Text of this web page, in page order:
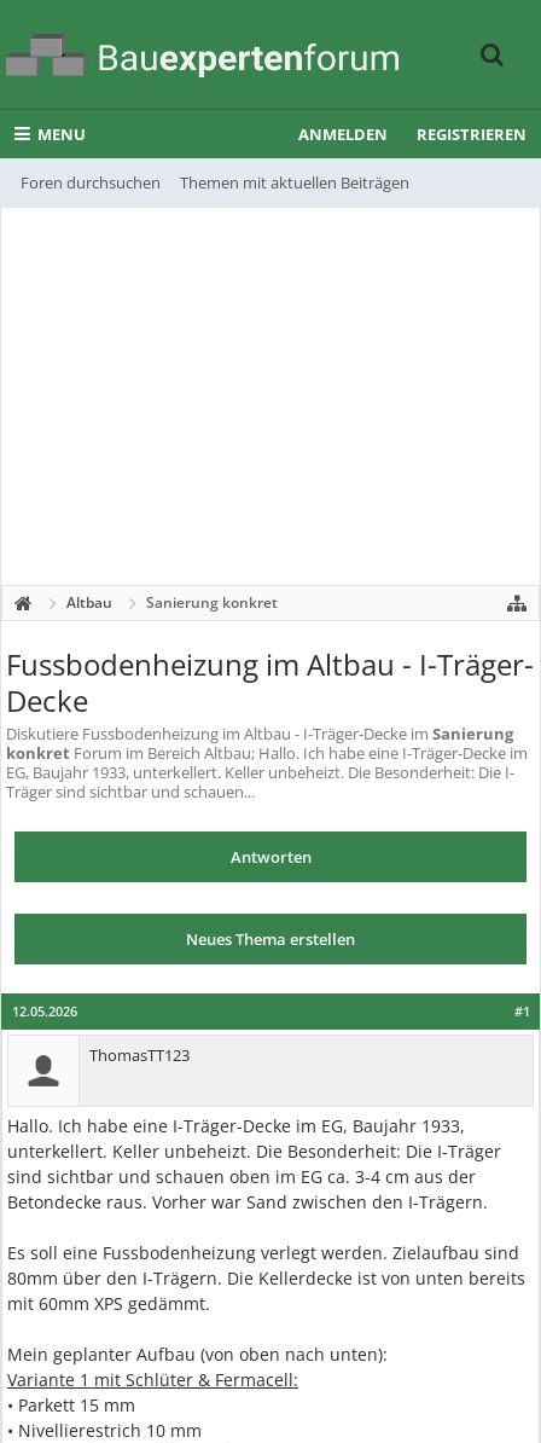
MENU
Foren durchsuchen Themen mit aktuellen Beiträgen
ANMELDEN REGISTRIEREN
Altbau Sanierung konkret
Fussbodenheizung im Altbau - I-Träger-
Decke
Diskutiere Fussbodenheizung im Altbau - I-Träger-Decke im Sanierung
konkret Forum im Bereich Altbau; Hallo. Ich habe eine I-Träger-Decke im
EG, Baujahr 1933, unterkellert. Keller unbeheizt. Die Besonderheit: Die I-
Träger sind sichtbar und schauen...
Antworten
Neues Thema erstellen
#1
12.05.2026
ThomasTT123
Hallo. Ich habe eine I-Träger-Decke im EG, Baujahr 1933,
unterkellert. Keller unbeheizt. Die Besonderheit: Die I-Träger
sind sichtbar und schauen oben im EG ca. 3-4 cm aus der
Betondecke raus. Vorher war Sand zwischen den I-Trägern.
Es soll eine Fussbodenheizung verlegt werden. Zielaufbau sind
80mm über den I-Trägern. Die Kellerdecke ist von unten bereits
mit 60mm XPS gedämmt.
Mein geplanter Aufbau (von oben nach unten):
Variante 1 mit Schlüter & Fermacell:
• Parkett 15 mm
• Nivellierestrich 10 mm